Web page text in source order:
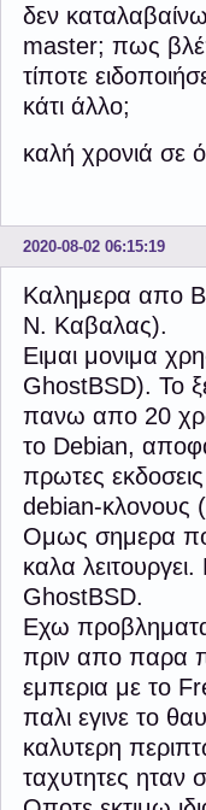
δεν
master; πως
τίποτε
κάτι άλλο;
καλή χρονιά σε
2020-08-02 06:15:19
Καλημερα απο
Ν. Καβαλας).
Ειμαι μονιμα
GhostBSD). Το
πανω απο 20
το Debian,
πρωτες
debian-κλονους
Ομως σημερα
καλα
GhostBSD.
Εχω προβληματα
πριν απο παρα
εμπερια με το
παλι εγινε το
καλυτερη
ταχυτητες ηταν